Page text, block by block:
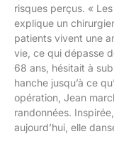
risques perçus. «
explique un
patients vivent une
vie, ce qui dépasse
68 ans, hésitait à
hanche jusqu’à ce
opération, Jean
randonnées.
aujourd’hui, elle